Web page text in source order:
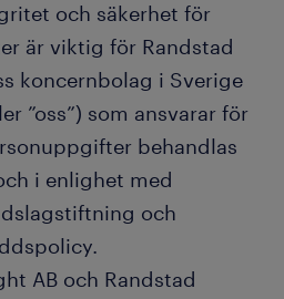
och säkerhet för
är viktig för Randstad
koncernbolag i Sverige
”oss”) som ansvarar för
behandlas
i enlighet med
och
AB och Randstad